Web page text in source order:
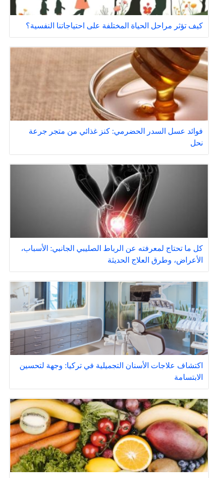
كيف تؤثر مراحل الحياة المختلفة على احتياجاتنا النفسية؟
فوائد عسل السدر الحضرمي: كنز غذائي من متجر جرعة
نحل
كل ما تحتاج لمعرفته عن الرباط الصليبي الجانبي: الأسباب،
الأعراض، وطرق العلاج الحديثة
اكتشاف علاجات الأسنان التجميلية في تركيا: وجهة لتحسين
الابتسامة